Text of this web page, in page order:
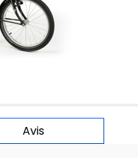
Avis